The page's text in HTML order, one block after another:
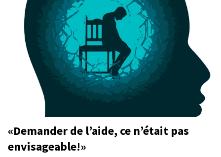
«Demander de l’aide, ce n’était pas
envisageable!»